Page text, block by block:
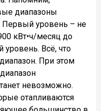
диапазоны
Первый уровень – не
кВт•ч/месяц до
уровень. Всë, что
При этом
невозможно.
отапливаются